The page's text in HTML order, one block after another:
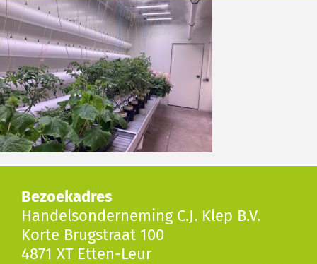
Bezoekadres
Handelsonderneming C.J. Klep B.V.
Korte Brugstraat 100
4871 XT Etten-Leur